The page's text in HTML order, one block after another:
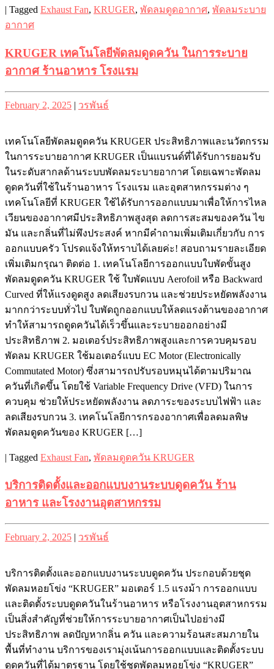
| Tagged Exhaust Fan, KRUGER, พัดลมดูดอากาศ, พัดลมระบาย
อากาศ
KRUGER เทคโนโลยีพัดลมดูดควัน ในการระบาย
อากาศ ร้านอาหาร โรงแรม
Posted
on
February 2, 2025 | Posted
on
วรพันธ์
เทคโนโลยีพัดลมดูดควัน KRUGER ประสิทธิภาพและนวัตกรรม
ในการระบายอากาศ KRUGER เป็นแบรนด์ที่ได้รับการยอมรับ
ในระดับสากลด้านระบบพัดลมระบายอากาศ โดยเฉพาะพัดลม
ดูดควันที่ใช้ในร้านอาหาร โรงแรม และอุตสาหกรรมต่าง ๆ
เทคโนโลยีที่ KRUGER ใช้ได้รับการออกแบบมาเพื่อให้การไหล
เวียนของอากาศมีประสิทธิภาพสูงสุด ลดการสะสมของควัน ไข
มัน และกลิ่นที่ไม่พึงประสงค์ หากมีคำถามเพิ่มเติมเกี่ยวกับ การ
ออกแบบครัว โปรดแจ้งให้ทราบได้เลยค่ะ! สอบถามรายละเอียด
เพิ่มเติมกรุณา ติดต่อ 1. เทคโนโลยีการออกแบบใบพัดขั้นสูง
พัดลมดูดควัน KRUGER ใช้ ใบพัดแบบ Aerofoil หรือ Backward
Curved ที่ให้แรงดูดสูง ลดเสียงรบกวน และช่วยประหยัดพลังงาน
มากกว่าระบบทั่วไป ใบพัดถูกออกแบบให้ลดแรงต้านของอากาศ
ทำให้สามารถดูดควันได้เร็วขึ้นและระบายออกอย่างมี
ประสิทธิภาพ 2. มอเตอร์ประสิทธิภาพสูงและการควบคุมรอบ
พัดลม KRUGER ใช้มอเตอร์แบบ EC Motor (Electronically
Commutated Motor) ซึ่งสามารถปรับรอบหมุนได้ตามปริมาณ
ควันที่เกิดขึ้น โดยใช้ Variable Frequency Drive (VFD) ในการ
ควบคุม ช่วยให้ประหยัดพลังงาน ลดภาระของระบบไฟฟ้า และ
ลดเสียงรบกวน 3. เทคโนโลยีการกรองอากาศเพื่อลดมลพิษ
พัดลมดูดควันของ KRUGER […]
| Tagged Exhaust Fan, พัดลมดูดควัน KRUGER
บริการติดตั้งและออกแบบงานระบบดูดควัน ร้าน
อาหาร และโรงงานอุตสาหกรรม
Posted
on
February 2, 2025 | Posted
on
วรพันธ์
บริการติดตั้งและออกแบบงานระบบดูดควัน ประกอบด้วยชุด
พัดลมหอยโข่ง “KRUGER” มอเตอร์ 1.5 แรงม้า การออกแบบ
และติดตั้งระบบดูดควันในร้านอาหาร หรือโรงงานอุตสาหกรรม
เป็นสิ่งสำคัญที่ช่วยให้การระบายอากาศเป็นไปอย่างมี
ประสิทธิภาพ ลดปัญหากลิ่น ควัน และความร้อนสะสมภายใน
พื้นที่ทำงาน บริการของเรามุ่งเน้นการออกแบบและติดตั้งระบบ
ดูดควันที่ได้มาตรฐาน โดยใช้ชุดพัดลมหอยโข่ง “KRUGER”